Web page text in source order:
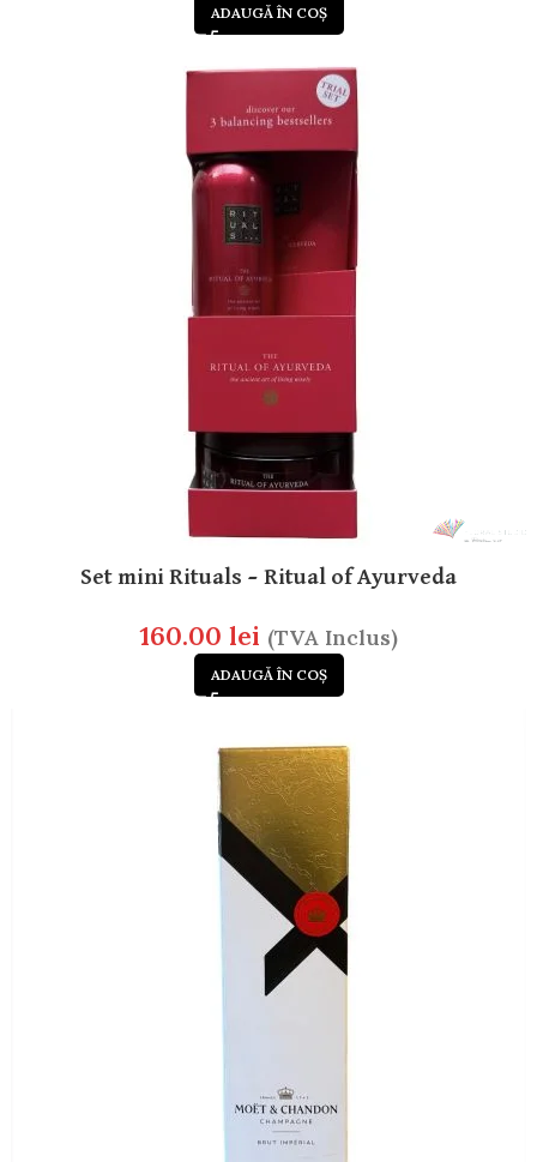
ADAUGĂ ÎN COȘ
Set mini Rituals – Ritual of Ayurveda
160.00 lei (TVA Inclus)
ADAUGĂ ÎN COȘ